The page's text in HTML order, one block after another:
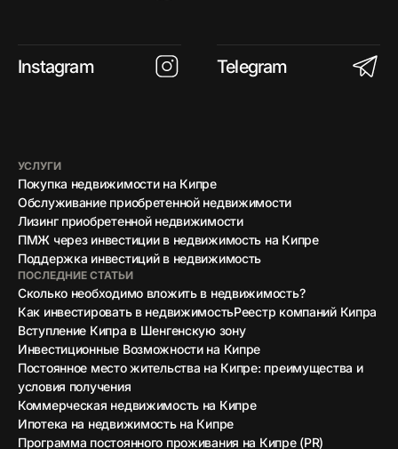
Instagram Telegram
УСЛУГИ
Покупка недвижимости на Кипре
Обслуживание приобретенной недвижимости
Лизинг приобретенной недвижимости
ПМЖ через инвестиции в недвижимость на Кипре
Поддержка инвестиций в недвижимость
ПОСЛЕДНИЕ СТАТЬИ
Сколько необходимо вложить в недвижимость?
Как инвестировать в недвижимостьРеестр компаний Кипра
Вступление Кипра в Шенгенскую зону
Инвестиционные Возможности на Кипре
Постоянное место жительства на Кипре: преимущества и
условия получения
Коммерческая недвижимость на Кипре
Ипотека на недвижимость на Кипре
Программа постоянного проживания на Кипре (PR)